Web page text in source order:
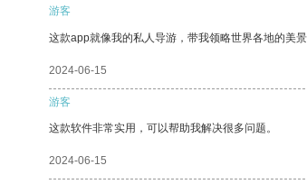
游客
这款app就像我的私人导游，带我领略世界各地的美景
2024-06-15
游客
这款软件非常实用，可以帮助我解决很多问题。
2024-06-15